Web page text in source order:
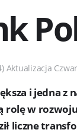
Aktualizacja
i jedna
rolę w
liczne